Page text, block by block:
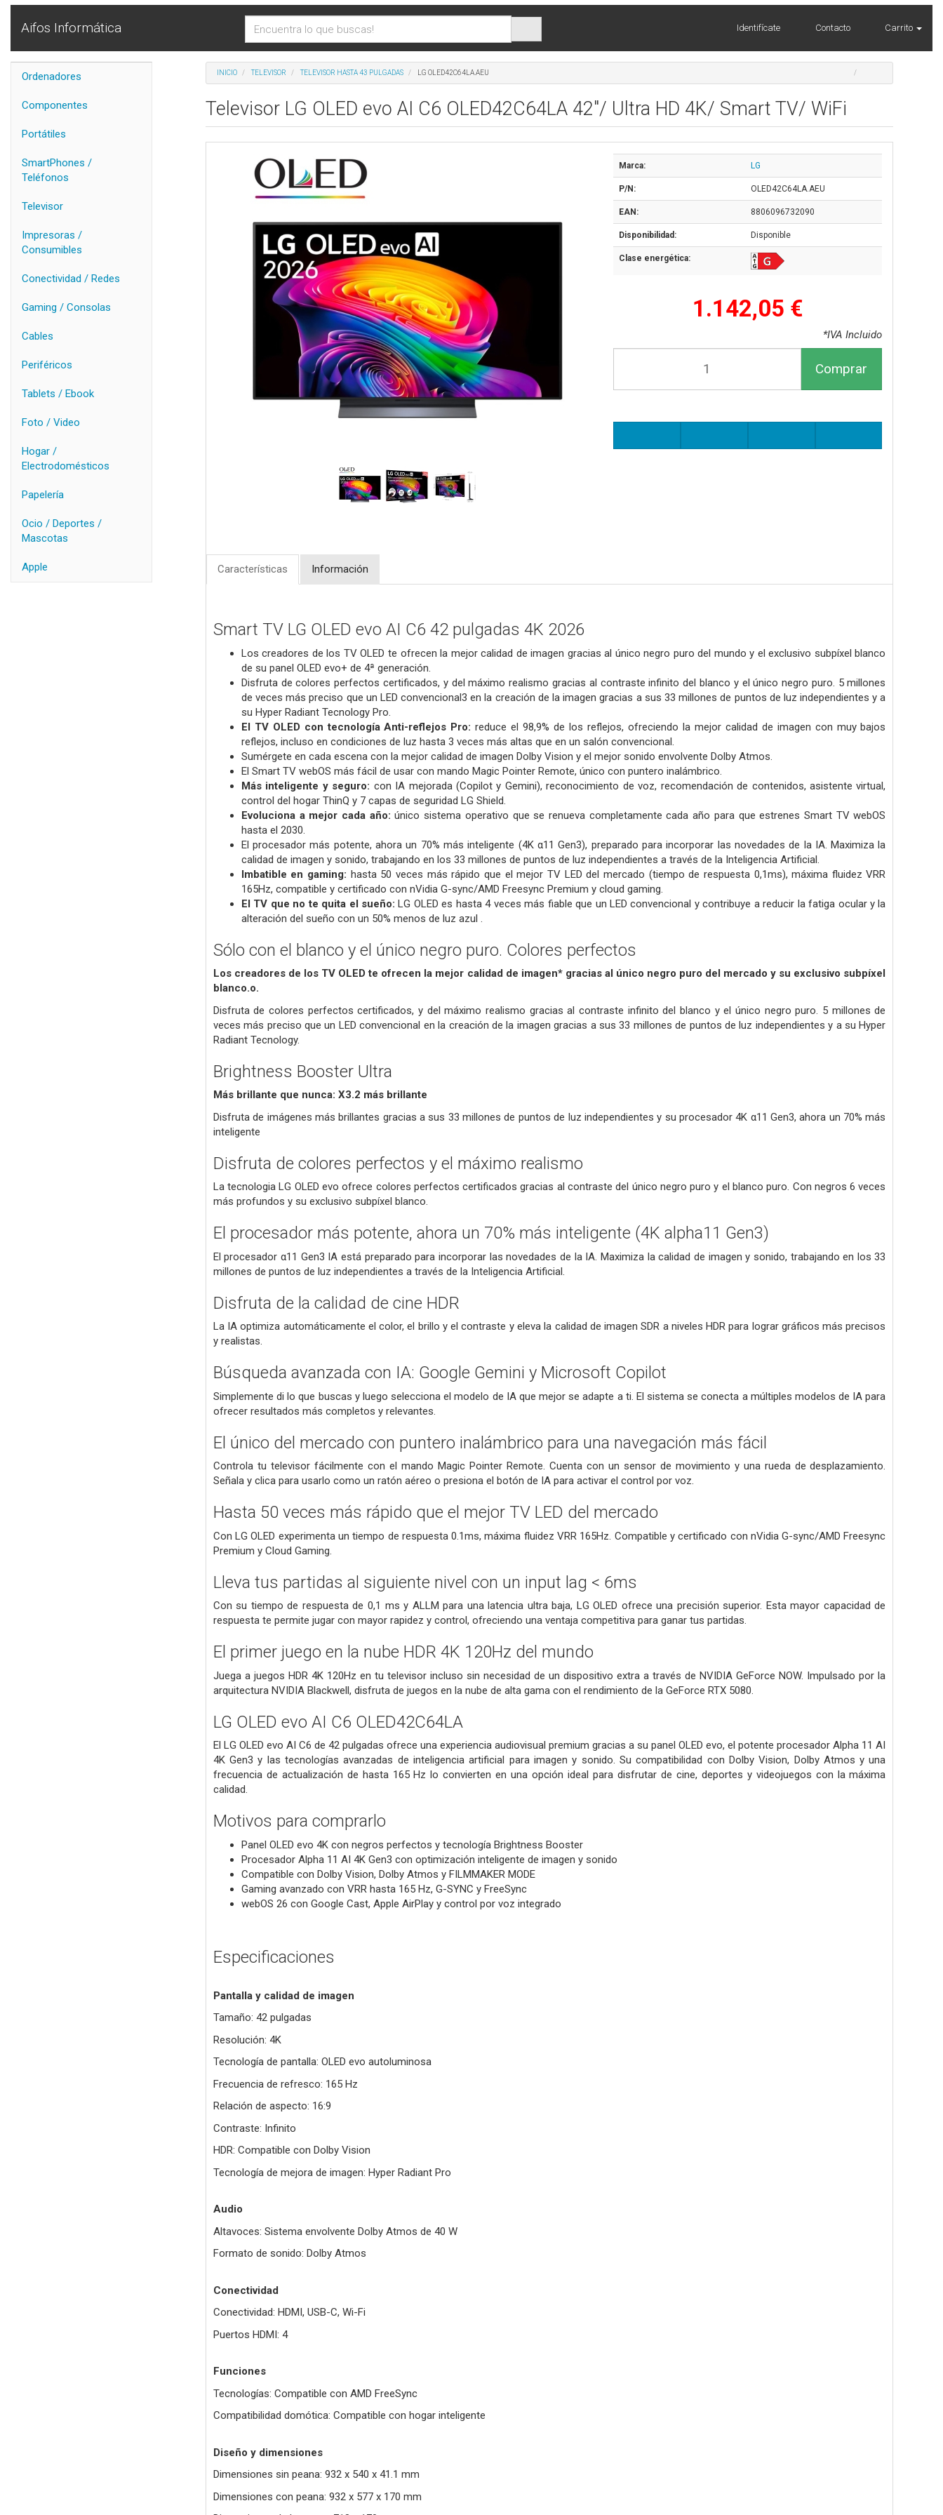
Aifos Informática Identifícate Contacto Carrito
Ordenadores
Componentes
Portátiles
SmartPhones /
Teléfonos
Televisor
Impresoras /
Consumibles
Conectividad / Redes
Gaming / Consolas
Cables
Periféricos
Tablets / Ebook
Foto / Video
Hogar /
Electrodomésticos
Papelería
Ocio / Deportes /
Mascotas
Apple
INICIO TELEVISOR TELEVISOR HASTA 43 PULGADAS LG OLED42C64LA.AEU
Televisor LG OLED evo AI C6 OLED42C64LA 42"/ Ultra HD 4K/ Smart TV/ WiFi
Marca: LG
P/N: OLED42C64LA.AEU
EAN: 8806096732090
Disponibilidad: Disponible
Clase energética:
1.142,05 €
*IVA Incluido
Comprar
Características Información
Smart TV LG OLED evo AI C6 42 pulgadas 4K 2026
Los creadores de los TV OLED te ofrecen la mejor calidad de imagen gracias al único negro puro del mundo y el exclusivo subpíxel blanco
de su panel OLED evo+ de 4ª generación.
Disfruta de colores perfectos certificados, y del máximo realismo gracias al contraste infinito del blanco y el único negro puro. 5 millones
de veces más preciso que un LED convencional3 en la creación de la imagen gracias a sus 33 millones de puntos de luz independientes y a
su Hyper Radiant Tecnology Pro.
El TV OLED con tecnología Anti-reflejos Pro: reduce el 98,9% de los reflejos, ofreciendo la mejor calidad de imagen con muy bajos
reflejos, incluso en condiciones de luz hasta 3 veces más altas que en un salón convencional.
Sumérgete en cada escena con la mejor calidad de imagen Dolby Vision y el mejor sonido envolvente Dolby Atmos.
El Smart TV webOS más fácil de usar con mando Magic Pointer Remote, único con puntero inalámbrico.
Más inteligente y seguro: con IA mejorada (Copilot y Gemini), reconocimiento de voz, recomendación de contenidos, asistente virtual,
control del hogar ThinQ y 7 capas de seguridad LG Shield.
Evoluciona a mejor cada año: único sistema operativo que se renueva completamente cada año para que estrenes Smart TV webOS
hasta el 2030.
El procesador más potente, ahora un 70% más inteligente (4K α11 Gen3), preparado para incorporar las novedades de la IA. Maximiza la
calidad de imagen y sonido, trabajando en los 33 millones de puntos de luz independientes a través de la Inteligencia Artificial.
Imbatible en gaming: hasta 50 veces más rápido que el mejor TV LED del mercado (tiempo de respuesta 0,1ms), máxima fluidez VRR
165Hz, compatible y certificado con nVidia G-sync/AMD Freesync Premium y cloud gaming.
El TV que no te quita el sueño: LG OLED es hasta 4 veces más fiable que un LED convencional y contribuye a reducir la fatiga ocular y la
alteración del sueño con un 50% menos de luz azul .
Sólo con el blanco y el único negro puro. Colores perfectos
Los creadores de los TV OLED te ofrecen la mejor calidad de imagen* gracias al único negro puro del mercado y su exclusivo subpíxel
blanco.o.
Disfruta de colores perfectos certificados, y del máximo realismo gracias al contraste infinito del blanco y el único negro puro. 5 millones de
veces más preciso que un LED convencional en la creación de la imagen gracias a sus 33 millones de puntos de luz independientes y a su Hyper
Radiant Tecnology.
Brightness Booster Ultra
Más brillante que nunca: X3.2 más brillante
Disfruta de imágenes más brillantes gracias a sus 33 millones de puntos de luz independientes y su procesador 4K α11 Gen3, ahora un 70% más
inteligente
Disfruta de colores perfectos y el máximo realismo
La tecnologia LG OLED evo ofrece colores perfectos certificados gracias al contraste del único negro puro y el blanco puro. Con negros 6 veces
más profundos y su exclusivo subpíxel blanco.
El procesador más potente, ahora un 70% más inteligente (4K alpha11 Gen3)
El procesador α11 Gen3 IA está preparado para incorporar las novedades de la IA. Maximiza la calidad de imagen y sonido, trabajando en los 33
millones de puntos de luz independientes a través de la Inteligencia Artificial.
Disfruta de la calidad de cine HDR
La IA optimiza automáticamente el color, el brillo y el contraste y eleva la calidad de imagen SDR a niveles HDR para lograr gráficos más precisos
y realistas.
Búsqueda avanzada con IA: Google Gemini y Microsoft Copilot
Simplemente di lo que buscas y luego selecciona el modelo de IA que mejor se adapte a ti. El sistema se conecta a múltiples modelos de IA para
ofrecer resultados más completos y relevantes.
El único del mercado con puntero inalámbrico para una navegación más fácil
Controla tu televisor fácilmente con el mando Magic Pointer Remote. Cuenta con un sensor de movimiento y una rueda de desplazamiento.
Señala y clica para usarlo como un ratón aéreo o presiona el botón de IA para activar el control por voz.
Hasta 50 veces más rápido que el mejor TV LED del mercado
Con LG OLED experimenta un tiempo de respuesta 0.1ms, máxima fluidez VRR 165Hz. Compatible y certificado con nVidia G-sync/AMD Freesync
Premium y Cloud Gaming.
Lleva tus partidas al siguiente nivel con un input lag < 6ms
Con su tiempo de respuesta de 0,1 ms y ALLM para una latencia ultra baja, LG OLED ofrece una precisión superior. Esta mayor capacidad de
respuesta te permite jugar con mayor rapidez y control, ofreciendo una ventaja competitiva para ganar tus partidas.
El primer juego en la nube HDR 4K 120Hz del mundo
Juega a juegos HDR 4K 120Hz en tu televisor incluso sin necesidad de un dispositivo extra a través de NVIDIA GeForce NOW. Impulsado por la
arquitectura NVIDIA Blackwell, disfruta de juegos en la nube de alta gama con el rendimiento de la GeForce RTX 5080.
LG OLED evo AI C6 OLED42C64LA
El LG OLED evo AI C6 de 42 pulgadas ofrece una experiencia audiovisual premium gracias a su panel OLED evo, el potente procesador Alpha 11 AI
4K Gen3 y las tecnologías avanzadas de inteligencia artificial para imagen y sonido. Su compatibilidad con Dolby Vision, Dolby Atmos y una
frecuencia de actualización de hasta 165 Hz lo convierten en una opción ideal para disfrutar de cine, deportes y videojuegos con la máxima
calidad.
Motivos para comprarlo
Panel OLED evo 4K con negros perfectos y tecnología Brightness Booster
Procesador Alpha 11 AI 4K Gen3 con optimización inteligente de imagen y sonido
Compatible con Dolby Vision, Dolby Atmos y FILMMAKER MODE
Gaming avanzado con VRR hasta 165 Hz, G-SYNC y FreeSync
webOS 26 con Google Cast, Apple AirPlay y control por voz integrado
Especificaciones
Pantalla y calidad de imagen
Tamaño: 42 pulgadas
Resolución: 4K
Tecnología de pantalla: OLED evo autoluminosa
Frecuencia de refresco: 165 Hz
Relación de aspecto: 16:9
Contraste: Infinito
HDR: Compatible con Dolby Vision
Tecnología de mejora de imagen: Hyper Radiant Pro
Audio
Altavoces: Sistema envolvente Dolby Atmos de 40 W
Formato de sonido: Dolby Atmos
Conectividad
Conectividad: HDMI, USB-C, Wi-Fi
Puertos HDMI: 4
Funciones
Tecnologías: Compatible con AMD FreeSync
Compatibilidad domótica: Compatible con hogar inteligente
Diseño y dimensiones
Dimensiones sin peana: 932 x 540 x 41.1 mm
Dimensiones con peana: 932 x 577 x 170 mm